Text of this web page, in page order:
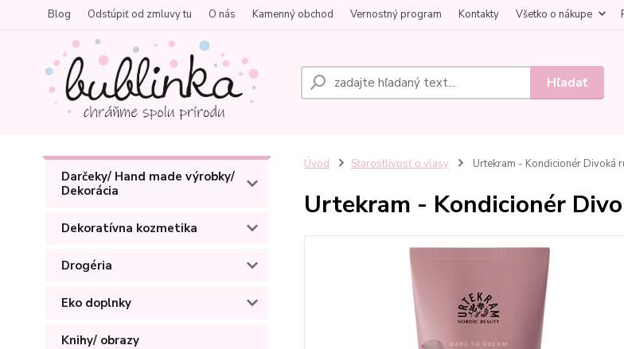
Blog Odstúpiť od zmluvy tu O nás Kamenný obchod Vernostný program Kontakty Všetko o nákupe
Hľadať
Darčeky/ Hand made výrobky/
Dekorácia
Dekoratívna kozmetika
Drogéria
Eko doplnky
Knihy/ obrazy
Úvod Starostlivosť o vlasy Urtekram - Kondicionér Divoká
Urtekram - Kondicionér